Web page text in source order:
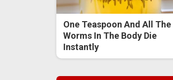
One Teaspoon And All The
Worms In The Body Die
Instantly